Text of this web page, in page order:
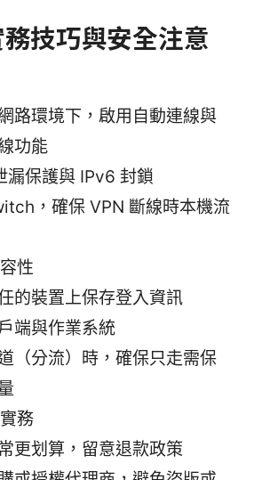
技巧與安全注意
路環境下，啟用自動連線與
功能
漏保護與 IPv6 封鎖
，確保 VPN 斷線時本機流
性
的裝置上保存登入資訊
端與作業系統
（分流）時，確保只走需保
務
更划算，留意退款政策